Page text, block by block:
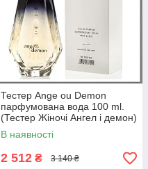
Тестер Ange ou Demon
парфумована вода 100 ml.
(Тестер Жіночі Ангел і демон)
В наявності
2 512 ₴ 3 140 ₴